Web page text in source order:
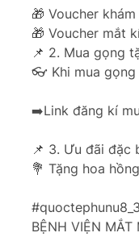
🎁 Voucher
🎁 Voucher mắt
📌 2. Mua gọng
👓 Khi mua
➡️Link đăng kí
📌 3. Ưu đãi đặc
💐 Tặng hoa
BỆNH VIỆN